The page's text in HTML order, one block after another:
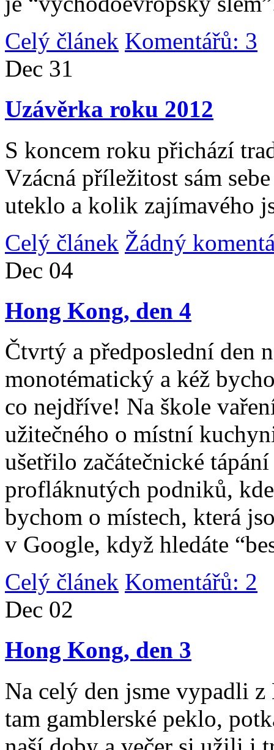
Celý článek Komentářů: 3
Dec 31
Uzávěrka roku 2012
S koncem roku přichází
Vzácná příležitost sám
uteklo a kolik zajímavého
Celý článek Žádný
Dec 04
Hong Kong, den 4
Čtvrtý a předposlední den
monotématický a kéž
co nejdříve! Na škole
užitečného o místní
ušetřilo začátečnické
profláknutých podniků,
bychom o místech, která
v Google, když hledáte
Celý článek Komentářů: 2
Dec 02
Hong Kong, den 3
Na celý den jsme vypadli
tam gamblerské peklo,